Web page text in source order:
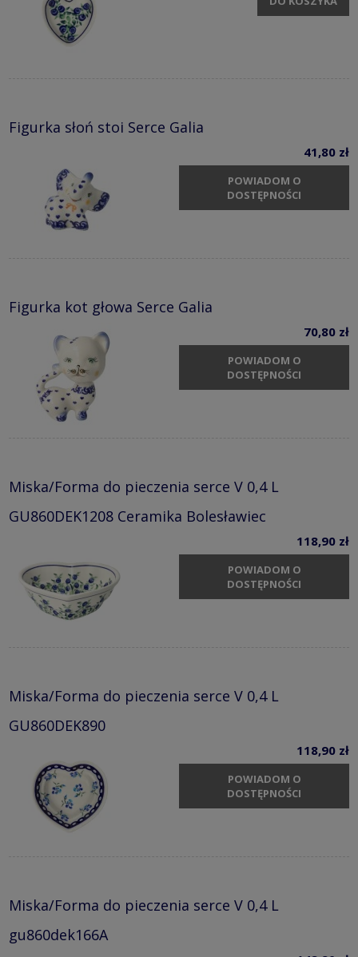
Figurka słoń stoi Serce Galia
41,80 zł
POWIADOM O
DOSTĘPNOŚCI
Figurka kot głowa Serce Galia
70,80 zł
POWIADOM O
DOSTĘPNOŚCI
Miska/Forma do pieczenia serce V 0,4 L
GU860DEK1208 Ceramika Bolesławiec
118,90 zł
POWIADOM O
DOSTĘPNOŚCI
Miska/Forma do pieczenia serce V 0,4 L
GU860DEK890
118,90 zł
POWIADOM O
DOSTĘPNOŚCI
Miska/Forma do pieczenia serce V 0,4 L
gu860dek166A